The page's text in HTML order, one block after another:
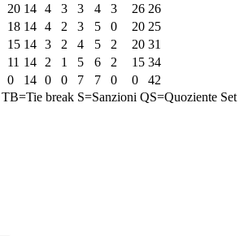
20 14 4 3 3 4 3 26 26
18 14 4 2 3 5 0 20 25
15 14 3 2 4 5 2 20 31
11 14 2 1 5 6 2 15 34
0 14 0 0 7 7 0 0
42
TB=Tie break S=Sanzioni QS=Quoziente Set